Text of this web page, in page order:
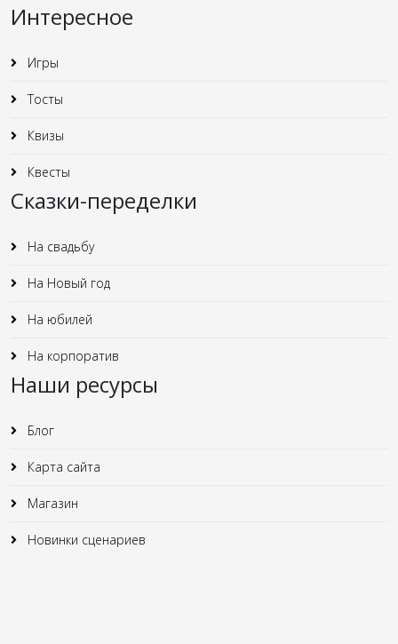
Интересное
Игры
Тосты
Квизы
Квесты
Сказки-переделки
На свадьбу
На Новый год
На юбилей
На корпоратив
Наши ресурсы
Блог
Карта сайта
Магазин
Новинки сценариев